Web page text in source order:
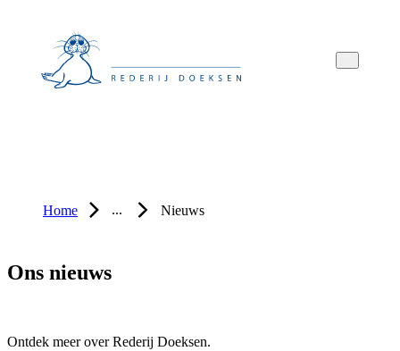
Overslaan
naar
hoofdnavigatie
Overslaan
naar
hoofdinhoud
Overslaan
naar
voettekstinhoud
Home ... Nieuws
Ons nieuws
Ontdek meer over Rederij Doeksen.